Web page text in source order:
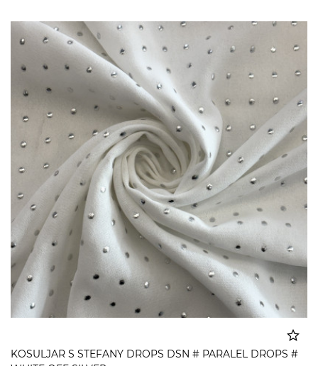
KOSULJAR S STEFANY DROPS DSN # PARALEL DROPS #